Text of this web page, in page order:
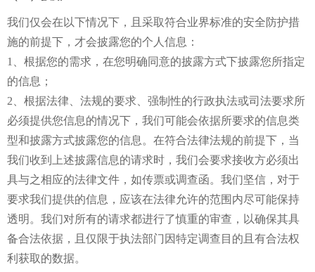
我们仅会在以下情况下，且采取符合业界标准的安全防护措
施的前提下，才会披露您的个人信息：
1、根据您的需求，在您明确同意的披露方式下披露您所指定
的信息；
2、根据法律、法规的要求、强制性的行政执法或司法要求所
必须提供您信息的情况下，我们可能会依据所要求的信息类
型和披露方式披露您的信息。在符合法律法规的前提下，当
我们收到上述披露信息的请求时，我们会要求接收方必须出
具与之相应的法律文件，如传票或调查函。我们坚信，对于
要求我们提供的信息，应该在法律允许的范围内尽可能保持
透明。我们对所有的请求都进行了慎重的审查，以确保其具
备合法依据，且仅限于执法部门因特定调查目的且有合法权
利获取的数据。